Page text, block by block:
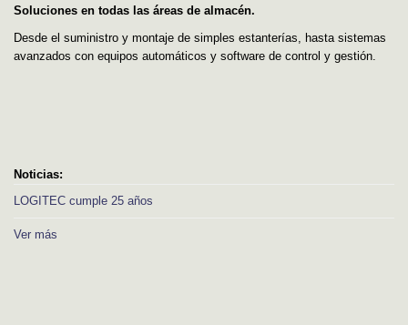
Soluciones en todas las áreas de almacén.
Desde el suministro y montaje de simples estanterías, hasta sistemas
avanzados con equipos automáticos y software de control y gestión.
Noticias:
LOGITEC cumple 25 años
Ver más